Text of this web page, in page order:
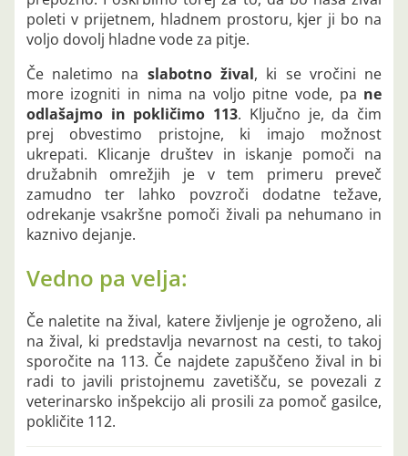
poleti v prijetnem, hladnem prostoru, kjer ji bo na
voljo dovolj hladne vode za pitje.
Če naletimo na slabotno žival, ki se vročini ne
more izogniti in nima na voljo pitne vode, pa ne
odlašajmo in pokličimo 113. Ključno je, da čim
prej obvestimo pristojne, ki imajo možnost
ukrepati. Klicanje društev in iskanje pomoči na
družabnih omrežjih je v tem primeru preveč
zamudno ter lahko povzroči dodatne težave,
odrekanje vsakršne pomoči živali pa nehumano in
kaznivo dejanje.
Vedno pa velja:
Če naletite na žival, katere življenje je ogroženo, ali
na žival, ki predstavlja nevarnost na cesti, to takoj
sporočite na 113. Če najdete zapuščeno žival in bi
radi to javili pristojnemu zavetišču, se povezali z
veterinarsko inšpekcijo ali prosili za pomoč gasilce,
pokličite 112.